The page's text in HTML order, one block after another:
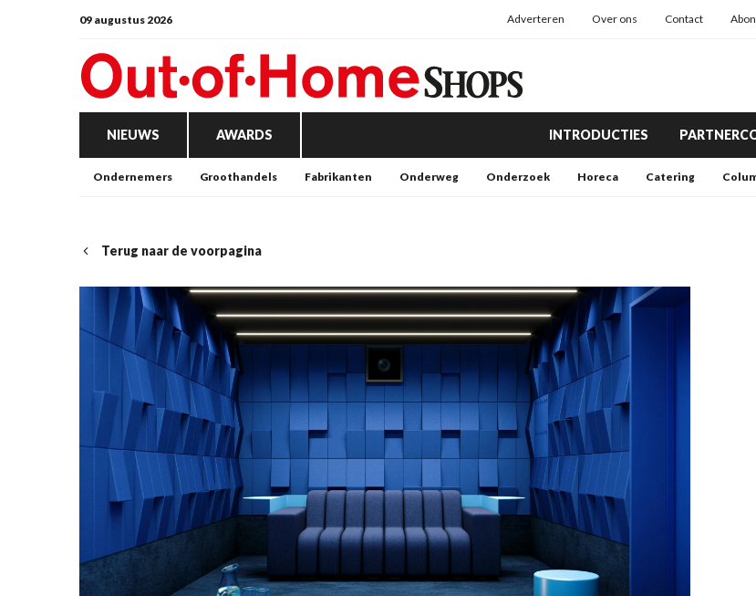
09 augustus 2026 Adverteren Over ons Contact
NIEUWS AWARDS INTRODUCTIES
Ondernemers Groothandels Fabrikanten Onderweg Onderzoek Horeca Catering
Terug naar de voorpagina